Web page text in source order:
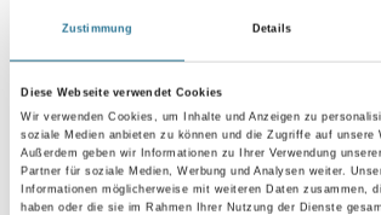
Zustimmung Details
Diese Webseite verwendet Cookies
Wir verwenden Cookies, um Inhalte und Anzeigen zu
soziale Medien anbieten zu können und die Zugriffe auf unsere
Außerdem geben wir Informationen zu Ihrer Verwendung
Partner für soziale Medien, Werbung und Analysen weiter.
Informationen möglicherweise mit weiteren Daten zusammen,
haben oder die sie im Rahmen Ihrer Nutzung der Dienste
Gebinde
Umrechnungsfaktoren